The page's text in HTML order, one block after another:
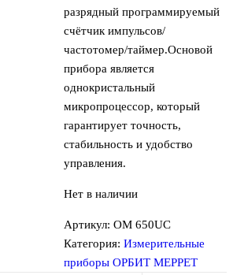
разрядный программируемый
счётчик импульсов/
частотомер/таймер.Основой
прибора является
однокристальный
микропроцессор, который
гарантирует точность,
стабильность и удобство
управления.
Нет в наличии
Артикул: OM 650UC
Категория: Измерительные
приборы ОРБИТ МЕРРЕТ